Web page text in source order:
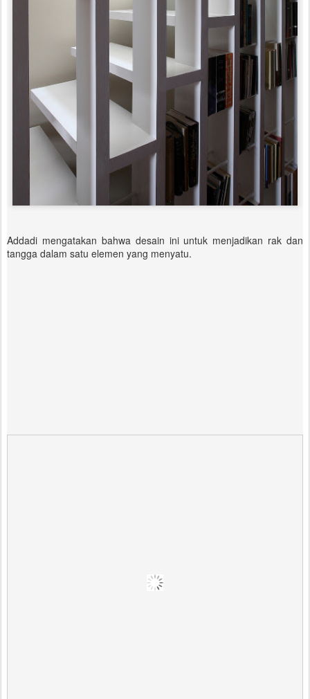
Addadi mengatakan bahwa desain ini untuk menjadikan rak dan
tangga dalam satu elemen yang menyatu.